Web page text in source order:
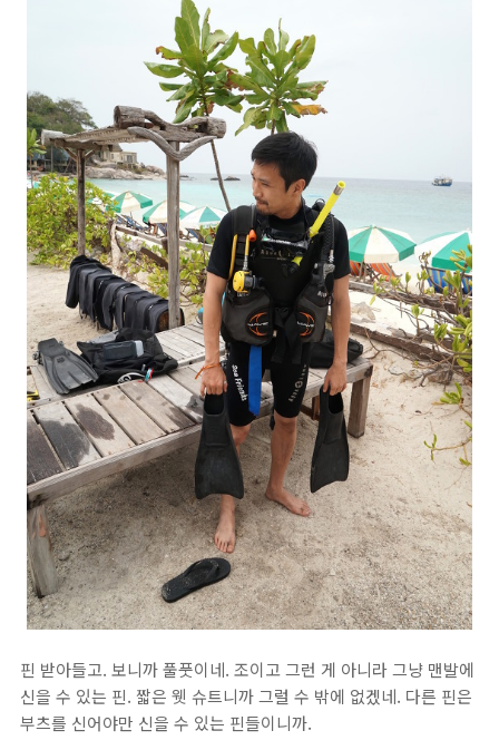
핀 받아들고. 보니까 풀풋이네. 조이고 그런 게 아니라 그냥 맨발에
신을 수 있는 핀. 짧은 웻 슈트니까 그럴 수 밖에 없겠네. 다른 핀은
부츠를 신어야만 신을 수 있는 핀들이니까.